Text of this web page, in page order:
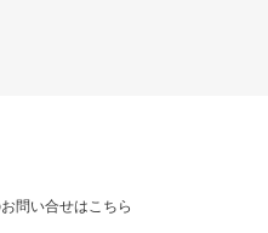
問い合せはこちら